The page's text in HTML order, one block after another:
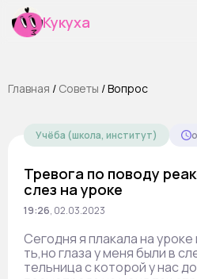
Кукуха
Главная / Cоветы /Вопрос
Учёба (школа, институт)
Тревога по поводу
слез на уроке
19:26, 02.03.2023
Сегодня я плакала на
ть,но глаза у меня были в
тельница с которой у нас